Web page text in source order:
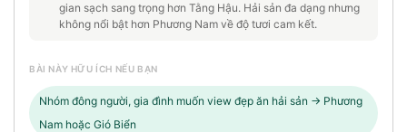
gian sạch sang trọng hơn Tằng Hậu. Hải sản đa dạng nhưng
không nổi bật hơn Phương Nam về độ tươi cam kết.
BÀI NÀY HỮU ÍCH NẾU BẠN
Nhóm đông người, gia đình muốn view đẹp ăn hải sản → Phương
Nam hoặc Gió Biển